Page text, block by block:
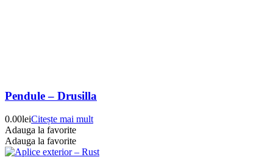
Pendule – Drusilla
0.00leiCitește mai mult
Adauga la favorite
Adauga la favorite